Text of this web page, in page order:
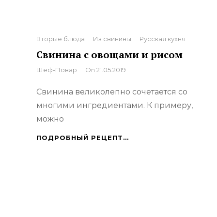
Categories
Вторые блюда Из свинины Русская кухня
Свинина с овощами и рисом
By
Шеф-Повар On21.05.2019
Свинина великолепно сочетается со
многими ингредиентами. К примеру,
можно
ПОДРОБНЫЙ РЕЦЕПТ…